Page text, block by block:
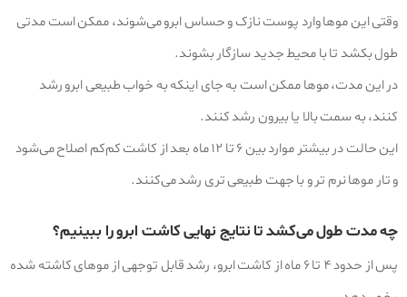
وقتی این موها وارد پوست نازک و حساس ابرو می‌شوند، ممکن است مدتی
طول بکشد تا با محیط جدید سازگار بشوند.
در این مدت، موها ممکن است به‌ جای اینکه به خواب طبیعی ابرو رشد
کنند، به سمت بالا یا بیرون رشد کنند.
این حالت در بیشتر موارد بین ۶ تا ۱۲ ماه بعد از کاشت کم‌کم اصلاح می‌شود
و تار موها نرم‌ تر و با جهت طبیعی‌ تری رشد می‌کنند.
چه مدت طول می‌کشد تا نتایج نهایی کاشت ابرو را ببینیم؟
پس از حدود ۴ تا ۶ ماه از کاشت ابرو، رشد قابل توجهی از موهای کاشته شده